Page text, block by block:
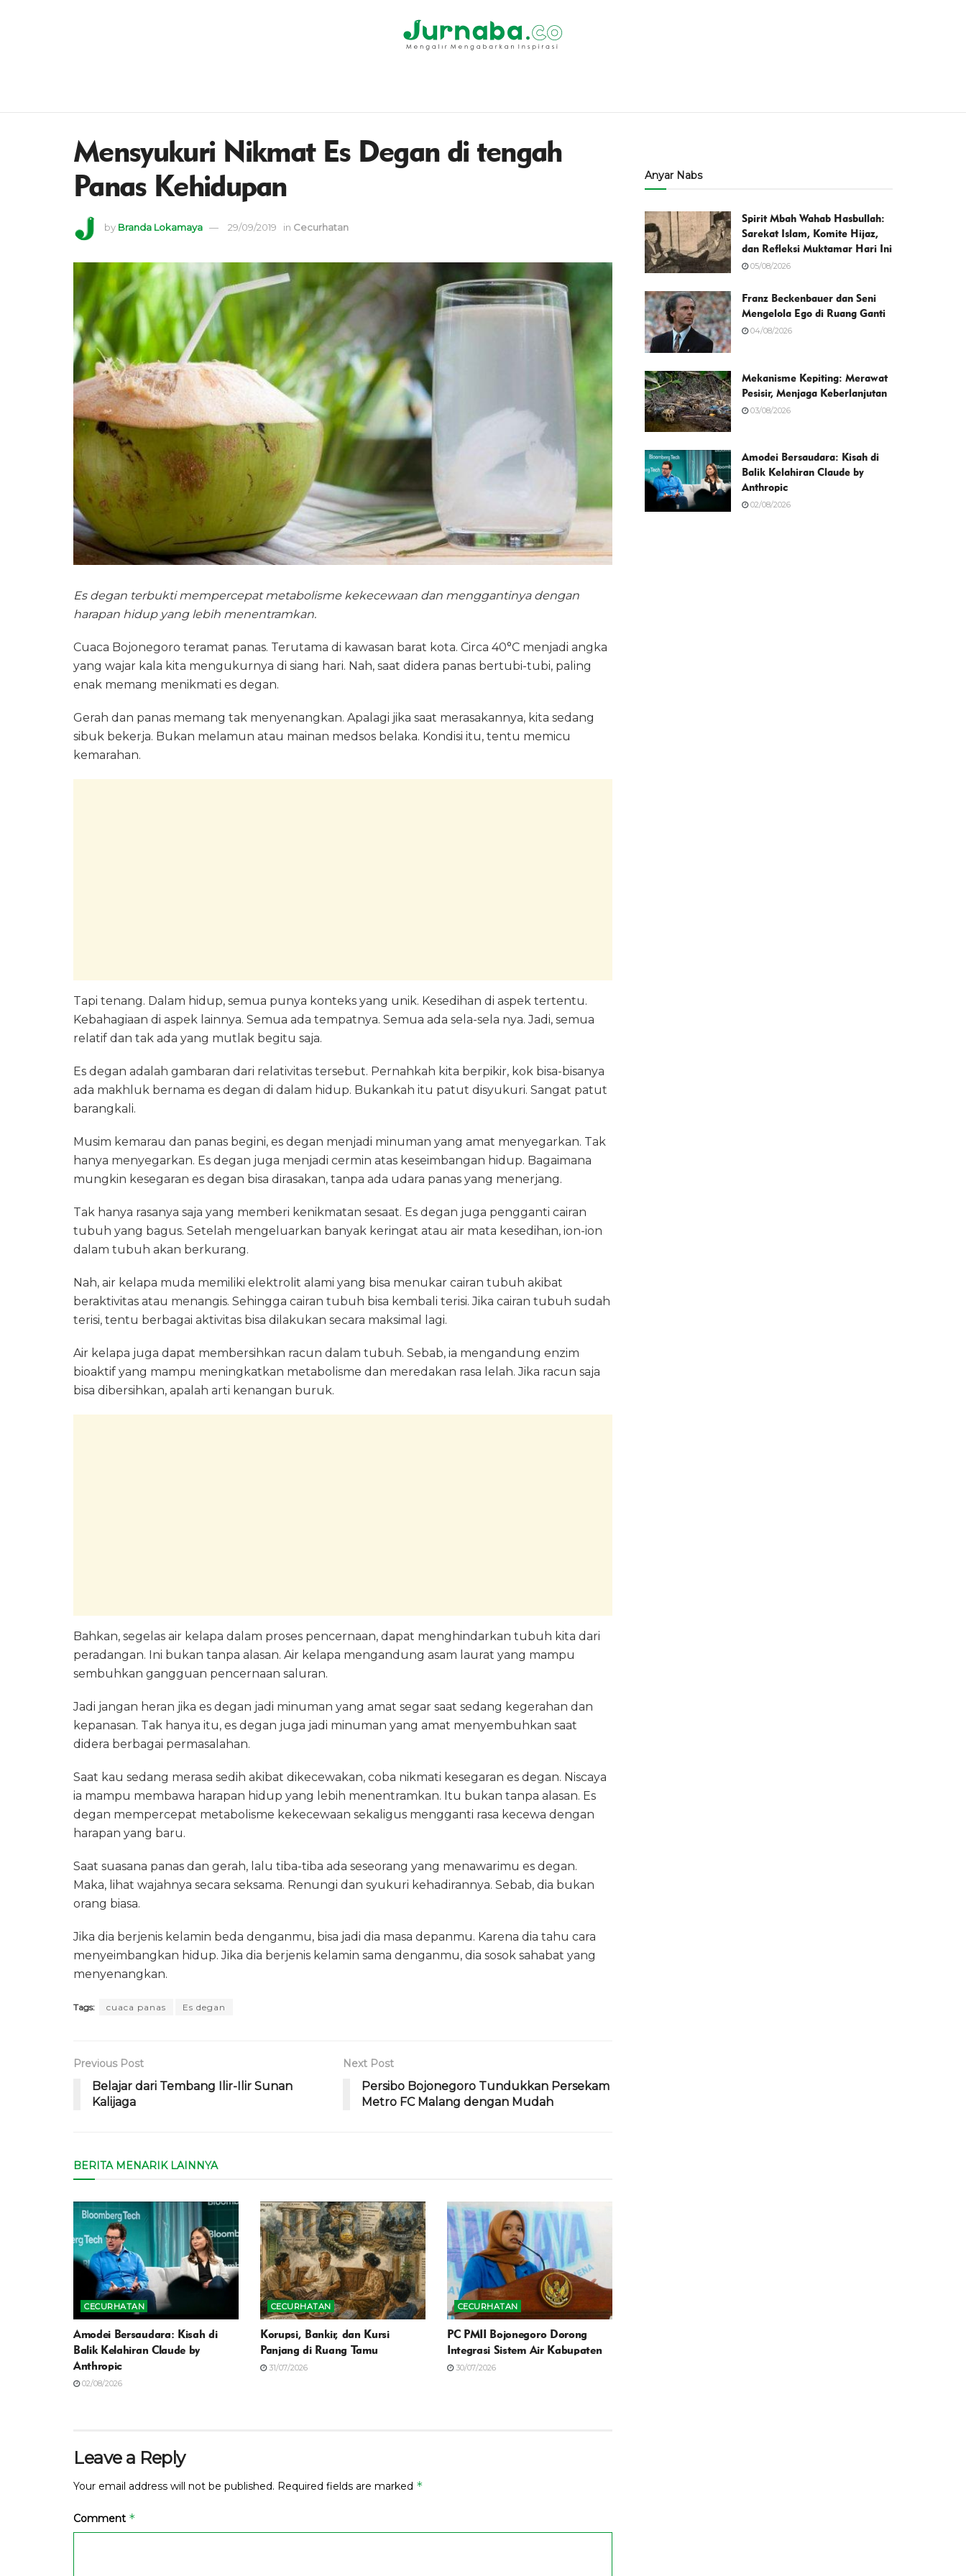
Mensyukuri Nikmat Es Degan di tengah
Panas Kehidupan
by Branda Lokamaya 29/09/2019 in Cecurhatan
Es degan terbukti mempercepat metabolisme kekecewaan dan menggantinya dengan
harapan hidup yang lebih menentramkan.
Cuaca Bojonegoro teramat panas. Terutama di kawasan barat kota. Circa 40°C menjadi angka
yang wajar kala kita mengukurnya di siang hari. Nah, saat didera panas bertubi-tubi, paling
enak memang menikmati es degan.
Gerah dan panas memang tak menyenangkan. Apalagi jika saat merasakannya, kita sedang
sibuk bekerja. Bukan melamun atau mainan medsos belaka. Kondisi itu, tentu memicu
kemarahan.
Tapi tenang. Dalam hidup, semua punya konteks yang unik. Kesedihan di aspek tertentu.
Kebahagiaan di aspek lainnya. Semua ada tempatnya. Semua ada sela-sela nya. Jadi, semua
relatif dan tak ada yang mutlak begitu saja.
Es degan adalah gambaran dari relativitas tersebut. Pernahkah kita berpikir, kok bisa-bisanya
ada makhluk bernama es degan di dalam hidup. Bukankah itu patut disyukuri. Sangat patut
barangkali.
Musim kemarau dan panas begini, es degan menjadi minuman yang amat menyegarkan. Tak
hanya menyegarkan. Es degan juga menjadi cermin atas keseimbangan hidup. Bagaimana
mungkin kesegaran es degan bisa dirasakan, tanpa ada udara panas yang menerjang.
Tak hanya rasanya saja yang memberi kenikmatan sesaat. Es degan juga pengganti cairan
tubuh yang bagus. Setelah mengeluarkan banyak keringat atau air mata kesedihan, ion-ion
dalam tubuh akan berkurang.
Nah, air kelapa muda memiliki elektrolit alami yang bisa menukar cairan tubuh akibat
beraktivitas atau menangis. Sehingga cairan tubuh bisa kembali terisi. Jika cairan tubuh sudah
terisi, tentu berbagai aktivitas bisa dilakukan secara maksimal lagi.
Air kelapa juga dapat membersihkan racun dalam tubuh. Sebab, ia mengandung enzim
bioaktif yang mampu meningkatkan metabolisme dan meredakan rasa lelah. Jika racun saja
bisa dibersihkan, apalah arti kenangan buruk.
Bahkan, segelas air kelapa dalam proses pencernaan, dapat menghindarkan tubuh kita dari
peradangan. Ini bukan tanpa alasan. Air kelapa mengandung asam laurat yang mampu
sembuhkan gangguan pencernaan saluran.
Jadi jangan heran jika es degan jadi minuman yang amat segar saat sedang kegerahan dan
kepanasan. Tak hanya itu, es degan juga jadi minuman yang amat menyembuhkan saat
didera berbagai permasalahan.
Saat kau sedang merasa sedih akibat dikecewakan, coba nikmati kesegaran es degan. Niscaya
ia mampu membawa harapan hidup yang lebih menentramkan. Itu bukan tanpa alasan. Es
degan mempercepat metabolisme kekecewaan sekaligus mengganti rasa kecewa dengan
harapan yang baru.
Saat suasana panas dan gerah, lalu tiba-tiba ada seseorang yang menawarimu es degan.
Maka, lihat wajahnya secara seksama. Renungi dan syukuri kehadirannya. Sebab, dia bukan
orang biasa.
Jika dia berjenis kelamin beda denganmu, bisa jadi dia masa depanmu. Karena dia tahu cara
menyeimbangkan hidup. Jika dia berjenis kelamin sama denganmu, dia sosok sahabat yang
menyenangkan.
Tags: cuaca panas Es degan
Previous Post
Belajar dari Tembang Ilir-Ilir Sunan
Kalijaga
Next Post
Persibo Bojonegoro Tundukkan Persekam
Metro FC Malang dengan Mudah
BERITA MENARIK LAINNYA
CECURHATAN
Amodei Bersaudara: Kisah di
Balik Kelahiran Claude by
Anthropic
02/08/2026
CECURHATAN
Korupsi, Bankir, dan Kursi
Panjang di Ruang Tamu
31/07/2026
CECURHATAN
PC PMII Bojonegoro Dorong
Integrasi Sistem Air Kabupaten
30/07/2026
Leave a Reply
Your email address will not be published. Required fields are marked *
Comment *
Anyar Nabs
Spirit Mbah Wahab Hasbullah:
Sarekat Islam, Komite Hijaz,
dan Refleksi Muktamar Hari Ini
05/08/2026
Franz Beckenbauer dan Seni
Mengelola Ego di Ruang Ganti
04/08/2026
Mekanisme Kepiting: Merawat
Pesisir, Menjaga Keberlanjutan
03/08/2026
Amodei Bersaudara: Kisah di
Balik Kelahiran Claude by
Anthropic
02/08/2026